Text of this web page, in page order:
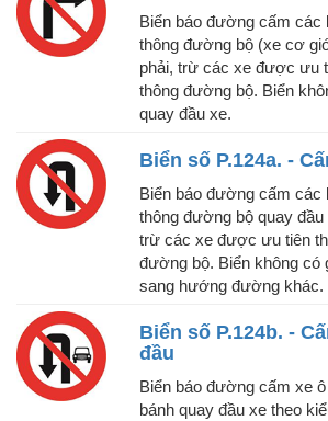
Biển báo đường cấm các
thông đường bộ (xe cơ
phải, trừ các xe được ưu
thông đường bộ. Biển
quay đầu xe.
Biển số P.124a. -
Biển báo đường cấm các
thông đường bộ quay
trừ các xe được ưu tiên
đường bộ. Biển không có
sang hướng đường khác.
Biển số P.124b. -
đầu
Biển báo đường cấm xe
bánh quay đầu xe theo